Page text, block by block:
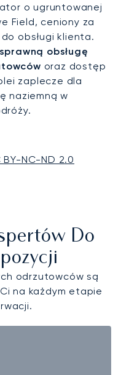
o ugruntowanej
Field, ceniony za
obsługi klienta.
sprawną obsługę
oraz dostęp
zaplecze dla
naziemną w
BY-NC-ND 2.0
Do
odrzutowców są
na każdym etapie